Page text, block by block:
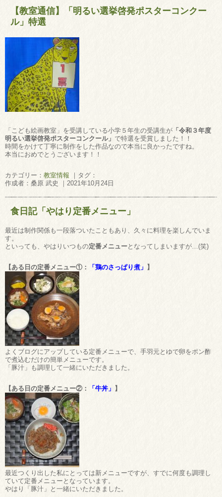
【教室通信】「明るい選挙啓発ポスターコンクー
ル」特選
「こども絵画教室」を受講している小学５年生の受講生が 「令和３年度
明るい選挙啓発ポスターコンクール」 で特選を受賞しました！！
時間をかけて丁寧に制作をした作品なので本当に良かったですね。
本当におめでとうございます！！
カテゴリー： 教室情報 ｜タグ：
作成者：桑原 武史 ｜2021年10月24日
食日記「やはり定番メニュー」
最近は制作関係も一段落ついたこともあり、久々に料理を楽しんでいま
す。
といっても、やはりいつもの定番メニューとなってしまいますが…(笑)
【ある日の定番メニュー①： 「鶏のさっぱり煮」 】
よくブログにアップしている定番メニューで、手羽元とゆで卵をポン酢
で煮込むだけの簡単メニューです。
「豚汁」も調理して一緒にいただきました。
【ある日の定番メニュー②： 「牛丼」 】
最近つくり出した私にとっては新メニューですが、すでに何度も調理し
ていて定番メニューとなっています。
やはり「豚汁」と一緒にいただきました。